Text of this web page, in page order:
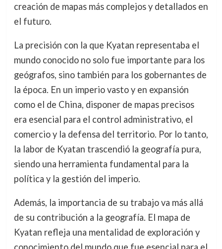
creación de mapas más complejos y detallados en
el futuro.
La precisión con la que Kyatan representaba el
mundo conocido no solo fue importante para los
geógrafos, sino también para los gobernantes de
la época. En un imperio vasto y en expansión
como el de China, disponer de mapas precisos
era esencial para el control administrativo, el
comercio y la defensa del territorio. Por lo tanto,
la labor de Kyatan trascendió la geografía pura,
siendo una herramienta fundamental para la
política y la gestión del imperio.
Además, la importancia de su trabajo va más allá
de su contribución a la geografía. El mapa de
Kyatan refleja una mentalidad de exploración y